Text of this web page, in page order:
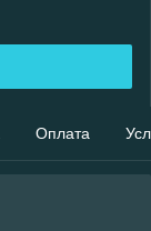
Оплата